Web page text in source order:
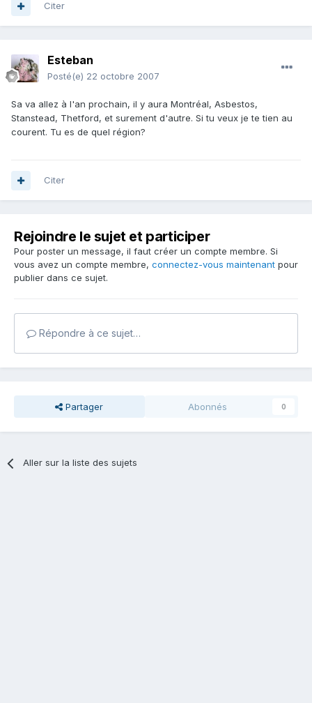
Citer
Esteban
Posté(e) 22 octobre 2007
Sa va allez à l'an prochain, il y aura Montréal, Asbestos,
Stanstead, Thetford, et surement d'autre. Si tu veux je te tien au
courent. Tu es de quel région?
Citer
Rejoindre le sujet et participer
Pour poster un message, il faut créer un compte membre. Si
vous avez un compte membre, connectez-vous maintenant pour
publier dans ce sujet.
Répondre à ce sujet…
Partager Abonnés 0
Aller sur la liste des sujets